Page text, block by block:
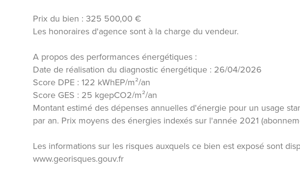
Prix du bien : 325 500,00 €
Les honoraires d'agence sont à la charge du vendeur.
A propos des performances énergétiques :
Date de réalisation du diagnostic énergétique : 26/04/2026
Score DPE : 122 kWhEP/m²/an
Score GES : 25 kgepCO2/m²/an
Montant estimé des dépenses annuelles d'énergie pour un usage
par an. Prix moyens des énergies indexés sur l'année 2021
Les informations sur les risques auxquels ce bien est exposé sont
www.georisques.gouv.fr